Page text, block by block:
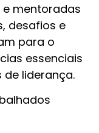
mentoradas
desafios e
para o
essenciais
liderança.